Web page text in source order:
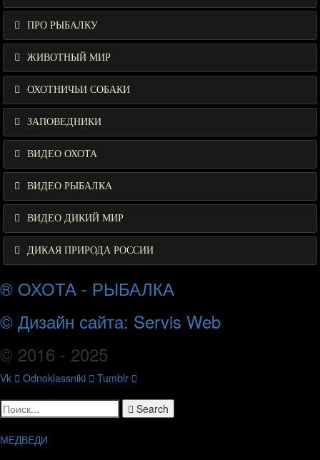
ПРО РЫБАЛКУ
ЖИВОТНЫЙ МИР
ОХОТНИЧЬИ СОБАКИ
ЗАПОВЕДНИКИ
ВИДЕО ОХОТА
ВИДЕО РЫБАЛКА
ВИДЕО ДИКИЙ МИР
ДИКАЯ ПРИРОДА РОССИИ
® ОХОТА - РЫБАЛКА
© Дизайн сайта: Servis Web
© 2016 - 2025
Vk Odnoklassniki Tumblr
Search
МЕДВЕДИ